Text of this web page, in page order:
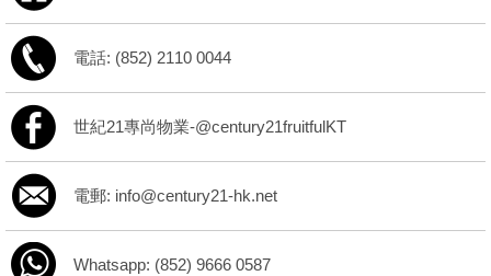
電話: (852) 2110 0044
世紀21專尚物業-@century21fruitfulKT
電郵: info@century21-hk.net
Whatsapp: (852) 9666 0587